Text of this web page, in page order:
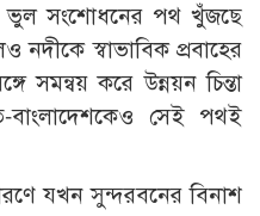
ভুল সংশোধনের পথ খুঁজছে
নদীকে স্বাভাবিক প্রবাহের
সমন্বয় করে উন্নয়ন চিন্তা
বাংলাদেশকেও সেই পথই
যখন সুন্দরবনের বিনাশ